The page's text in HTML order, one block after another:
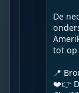
De
tot op
📍
❤️👉